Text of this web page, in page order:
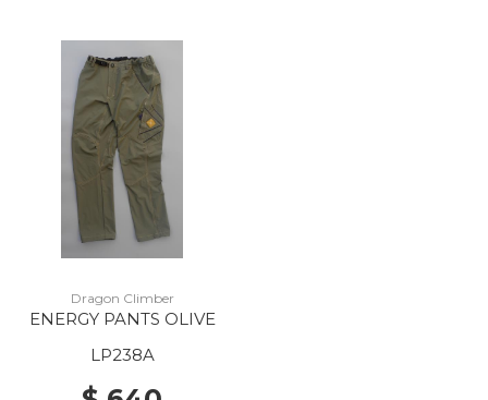
Dragon Climber
ENERGY PANTS OLIVE
LP238A